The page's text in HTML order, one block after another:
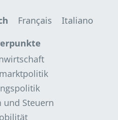
Français
Italiano
und Steuern